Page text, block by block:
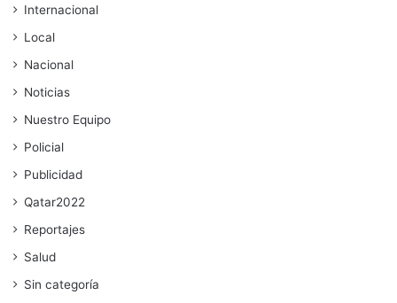
Internacional
Local
Nacional
Noticias
Nuestro Equipo
Policial
Publicidad
Qatar2022
Reportajes
Salud
Sin categoría